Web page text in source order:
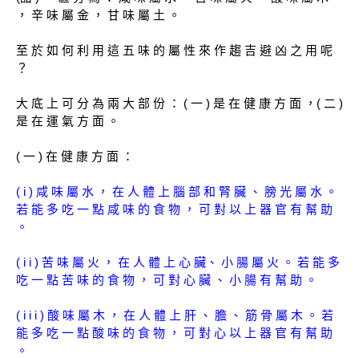
， 辛 味 屬 金 ， 甘 味 屬 土 。
至 於 如 何 利 用 這 五 味 的 屬 性 來 作 趨 吉 避 凶 之 用 呢
？
大 底 上 可 分 為 兩 大 部 份 ： ( 一 ) 是 在 健 康 方 面 ，( 二 )
是 在 運 氣 方 面 。
( 一 ) 在 健 康 方 面 ：
( i ) 咸 味 屬 水 ， 在 人 體 上 腦 部 和 腎 臟 、 膀 光 屬 水 。
若 能 多 吃 一 點 咸 味 的 食 物 ， 可 對 以 上 器 官 有 幫 助
。
( i i ) 苦 味 屬 火 ， 在 人 體 上 心 臟、 小 腸 屬 火 。 若 能 多
吃 一 點 苦 味 的 食 物 ， 可 對 心 臟 、 小 腸 有 幫 助 。
( i i i ) 酸 味 屬 木 ， 在 人 體 上 肝 、 膽 、 筋 骨 屬 木 。 若
能 多 吃 一 點 酸 味 的 食 物 ， 可 對 心 以 上 器 官 有 幫 助
。